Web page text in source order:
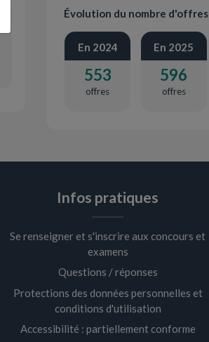
Évolution du nombre d'offres
En 2024
553
offres
En 2025
596
offres
Infos pratiques
Se renseigner et s'inscrire aux concours et
examens
Questions / réponses
Protections des données personnelles et
conditions d'utilisation
Accessibilité : partiellement conforme